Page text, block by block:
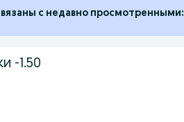
с недавно просмотренными:
-1.50